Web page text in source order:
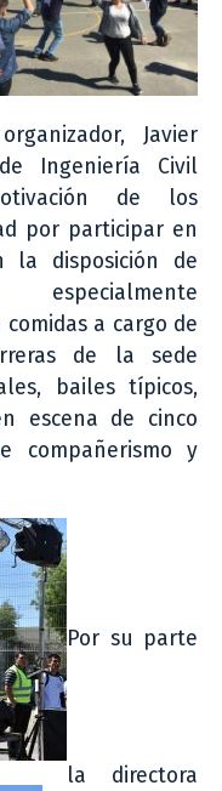
Javier
Ingeniería Civil
de los
por participar en
la disposición de
a cargo de
de la sede
bailes típicos,
escena de cinco
compañerismo y
Por su parte
la directora